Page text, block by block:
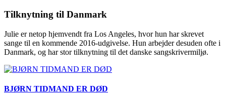
Tilknytning til Danmark
Julie er netop hjemvendt fra Los Angeles, hvor hun har skrevet
sange til en kommende 2016-udgivelse. Hun arbejder desuden ofte i
Danmark, og har stor tilknytning til det danske sangskrivermiljø.
BJØRN TIDMAND ER DØD